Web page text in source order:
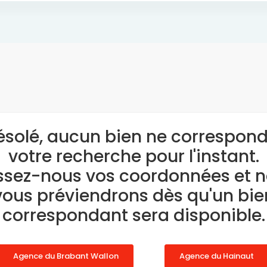
aucun bien ne
votre recherche pour l'instant.
nous vos coordonnées et
préviendrons dès qu'un
correspondant sera disponible.
Agence du Brabant Wallon Agence du Hainaut